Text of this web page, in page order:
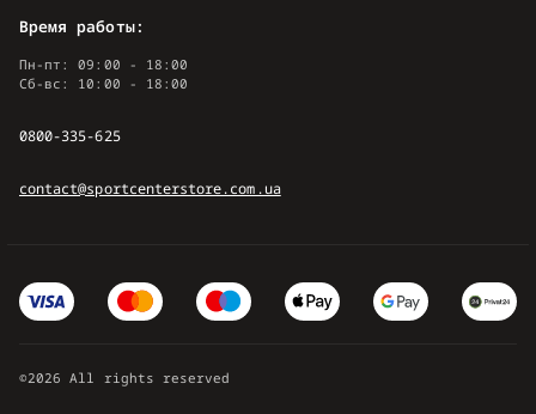
Время работы:
Пн-пт: 09:00 - 18:00
Сб-вс: 10:00 - 18:00
0800-335-625
contact@sportcenterstore.com.ua
©2026 All rights reserved